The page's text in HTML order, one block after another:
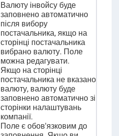
Валюту інвойсу буде
заповнено автоматично
після вибору
постачальника, якщо на
сторінці постачальника
вибрано валюту. Поле
можна редагувати.
Якщо на сторінці
постачальника не вказано
валюту, валюту буде
заповнено автоматично зі
сторінки налаштувань
компанії.
Поле є обов'язковим до